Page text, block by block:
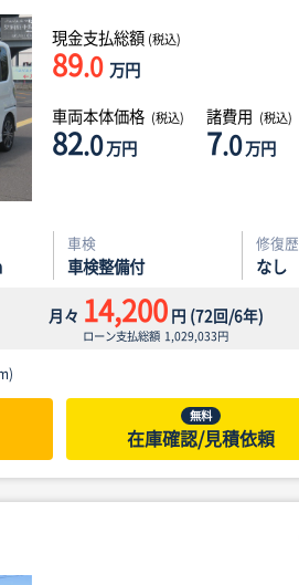
現金支払総額 (税込)
89.0 万円
車両本体価格 (税込)
82.0万円
諸費用 (税込)
7.0万円
車検
車検整備付
修復歴
なし
月々 14,200円 (72回/6年)
ローン支払総額 1,029,033円
無料
在庫確認/見積依頼